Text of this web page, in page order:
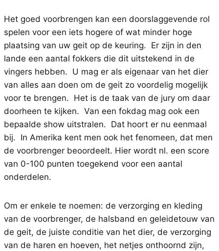
Het goed voorbrengen kan een doorslaggevende rol
spelen voor een iets hogere of wat minder hoge
plaatsing van uw geit op de keuring. Er zijn in den
lande een aantal fokkers die dit uitstekend in de
vingers hebben. U mag er als eigenaar van het dier
van alles aan doen om de geit zo voordelig mogelijk
voor te brengen. Het is de taak van de jury om daar
doorheen te kijken. Van een fokdag mag ook een
bepaalde show uitstralen. Dat hoort er nu eenmaal
bij. In Amerika kent men ook het fenomeen, dat men
de voorbrenger beoordeelt. Hier wordt nl. een score
van 0-100 punten toegekend voor een aantal
onderdelen.
Om er enkele te noemen: de verzorging en kleding
van de voorbrenger, de halsband en geleidetouw van
de geit, de juiste conditie van het dier, de verzorging
van de haren en hoeven, het netjes onthoornd zijn,